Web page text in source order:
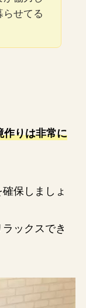
らせてる
作りは非常に
保しましょ
ックスでき